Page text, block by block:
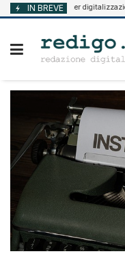
Vai
al
IN BREVE
2026 Voucher digitalizzazione